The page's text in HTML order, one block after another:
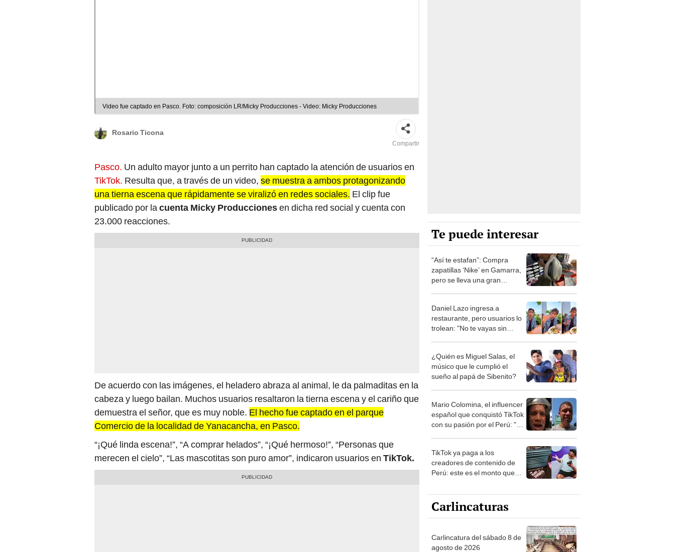
Video fue captado en Pasco. Foto: composición LR/Micky Producciones - Video: Micky Producciones
Rosario Ticona
Compartir
Pasco. Un adulto mayor junto a un perrito han captado la atención de usuarios en
TikTok. Resulta que, a través de un video, se muestra a ambos protagonizando
una tierna escena que rápidamente se viralizó en redes sociales. El clip fue
publicado por la cuenta Micky Produccionesen dicha red social y cuenta con
23.000 reacciones.
De acuerdo con las imágenes, el heladero abraza al animal, le da palmaditas en la
cabeza y luego bailan. Muchos usuarios resaltaron la tierna escena y el cariño que
demuestra el señor, que es muy noble. El hecho fue captado en el parque
Comercio de la localidad de Yanacancha, en Pasco.
“¡Qué linda escena!”, “A comprar helados”, “¡Qué hermoso!”, “Personas que
merecen el cielo”, “Las mascotitas son puro amor”, indicaron usuarios en TikTok.
Te puede interesar
“Así te estafan”: Compra
zapatillas ‘Nike’ en Gamarra,
pero se lleva una gran
Daniel Lazo ingresa a
restaurante, pero usuarios lo
trolean: "No te vayas sin
¿Quién es Miguel Salas, el
músico que le cumplió el
sueño al papá de Sibenito?
Mario Colomina, el influencer
español que conquistó TikTok
con su pasión por el Perú: "Mi
TikTok ya paga a los
creadores de contenido de
Perú: este es el monto que
1.000 vistas
Carlincaturas
Carlincatura del sábado 8 de
agosto de 2026